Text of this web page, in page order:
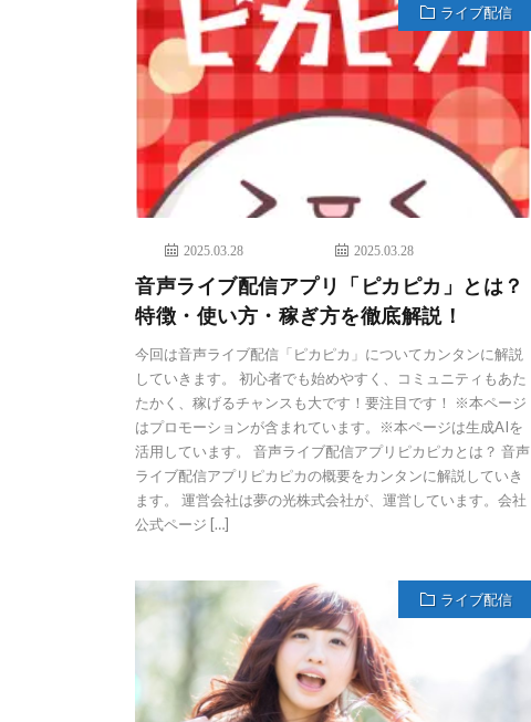
ライブ配信
2025.03.28 2025.03.28
音声ライブ配信アプリ「ピカピカ」とは？
特徴・使い方・稼ぎ方を徹底解説！
今回は音声ライブ配信「ピカピカ」についてカンタンに解説
していきます。 初心者でも始めやすく、コミュニティもあた
たかく、稼げるチャンスも大です！要注目です！ ※本ページ
はプロモーションが含まれています。※本ページは生成AIを
活用しています。 音声ライブ配信アプリピカピカとは？ 音声
ライブ配信アプリピカピカの概要をカンタンに解説していき
ます。 運営会社は夢の光株式会社が、運営しています。会社
公式ページ […]
ライブ配信